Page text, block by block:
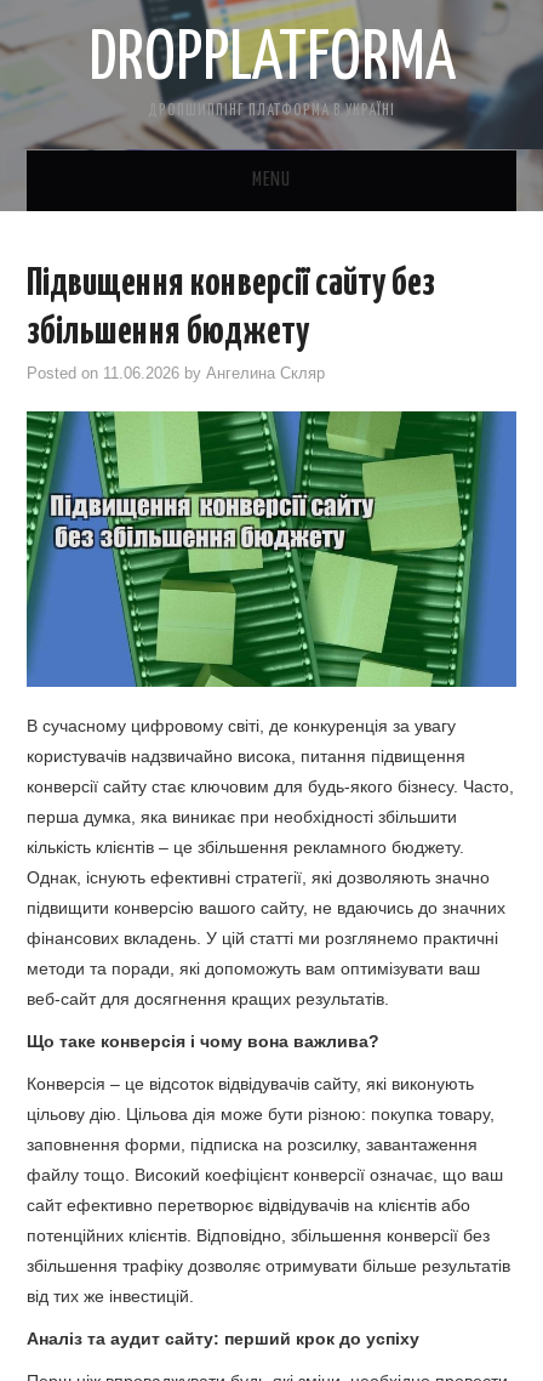
DROPPLATFORMA
ДРОПШИППІНГ ПЛАТФОРМА В УКРАЇНІ
MENU
КОНТАКТНА ІНФОРМАЦІЯ
ПРО НАС
САЙТ БЕЗКОШТОВНО
CRM ДЛЯ ТОВАРКИ
Підвищення конверсії сайту без
збільшення бюджету
Posted on 11.06.2026 byАнгелина Скляр
В сучасному цифровому світі, де конкуренція за увагу
користувачів надзвичайно висока, питання підвищення
конверсії сайту стає ключовим для будь-якого бізнесу. Часто,
перша думка, яка виникає при необхідності збільшити
кількість клієнтів – це збільшення рекламного бюджету.
Однак, існують ефективні стратегії, які дозволяють значно
підвищити конверсію вашого сайту, не вдаючись до значних
фінансових вкладень. У цій статті ми розглянемо практичні
методи та поради, які допоможуть вам оптимізувати ваш
веб-сайт для досягнення кращих результатів.
Що таке конверсія і чому вона важлива?
Конверсія – це відсоток відвідувачів сайту, які виконують
цільову дію. Цільова дія може бути різною: покупка товару,
заповнення форми, підписка на розсилку, завантаження
файлу тощо. Високий коефіцієнт конверсії означає, що ваш
сайт ефективно перетворює відвідувачів на клієнтів або
потенційних клієнтів. Відповідно, збільшення конверсії без
збільшення трафіку дозволяє отримувати більше результатів
від тих же інвестицій.
Аналіз та аудит сайту: перший крок до успіху